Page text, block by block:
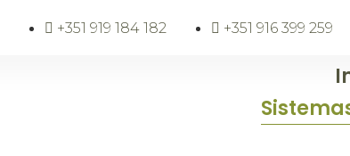
+351 919 184 182 +351 916 399 259